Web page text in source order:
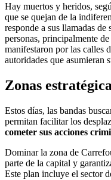
Hay muertos y heridos,
que se quejan de la
responde a sus llamadas
personas, principalmente
manifestaron por las calles
autoridades que asumieran
Zonas
Estos días, las bandas
permitan facilitar los
cometer sus acciones
Dominar la zona de
parte de la capital y
Este plan incluye el sector